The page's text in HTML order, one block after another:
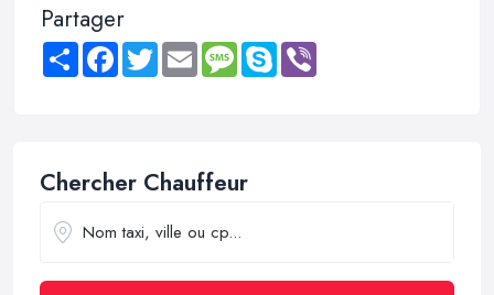
Partager
Share FacebookTwitter Email MessageSkype
Chercher Chauffeur